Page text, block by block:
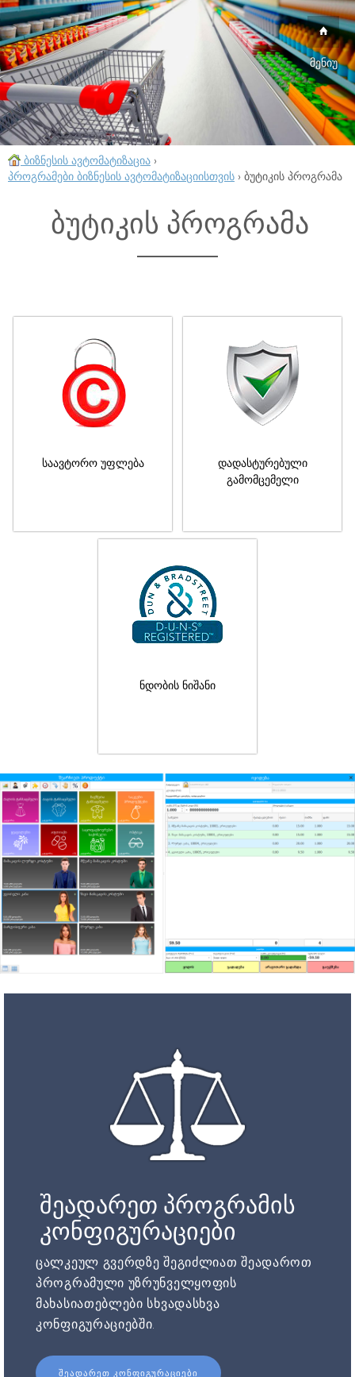
მენიუ
ბიზნესის ავტომატიზაცია ›
პროგრამები ბიზნესის ავტომატიზაციისთვის › ბუტიკის პროგრამა
ბუტიკის პროგრამა
საავტორო უფლება
დადასტურებული
გამომცემელი
ნდობის ნიშანი
შეადარეთ პროგრამის
კონფიგურაციები
ცალკეულ გვერდზე შეგიძლიათ შეადაროთ
პროგრამული უზრუნველყოფის
მახასიათებლები სხვადასხვა
კონფიგურაციებში.
ᲨᲔᲐᲓᲐᲠᲔᲗ ᲙᲝᲜᲤᲘᲒᲣᲠᲐᲪᲘᲔᲑᲘ